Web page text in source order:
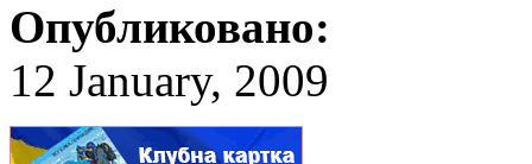
Опубликовано:
12 January, 2009